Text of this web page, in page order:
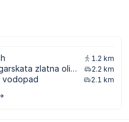
1.2 km
Aleja na b-lgarskata zlatna olimpijska slava 2.2 km
vodopad 2.1 km